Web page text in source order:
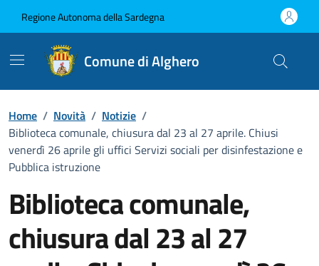
Regione Autonoma della Sardegna
Comune di Alghero
Home / Novità / Notizie /
Biblioteca comunale, chiusura dal 23 al 27 aprile. Chiusi
venerdì 26 aprile gli uffici Servizi sociali per disinfestazione e
Pubblica istruzione
Biblioteca comunale,
chiusura dal 23 al 27